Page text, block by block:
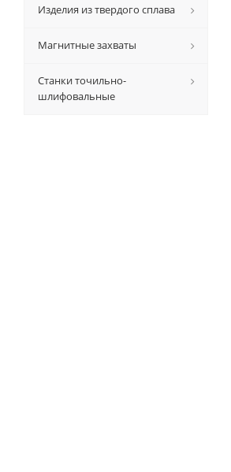
Изделия из твердого сплава
Магнитные захваты
Станки точильно-
шлифовальные